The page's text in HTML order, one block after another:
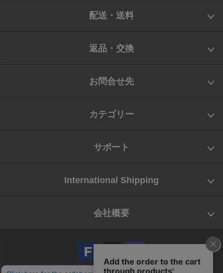
配送・送料
返品・交換
お問合せ先
カテゴリー
サポート
International Shipping
会社概要